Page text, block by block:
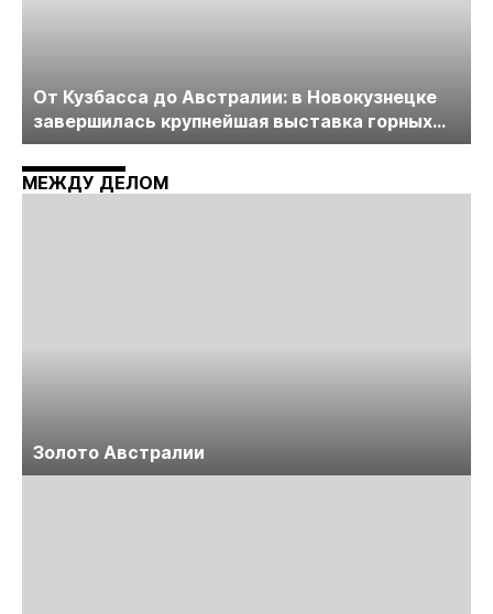
От Кузбасса до Австралии: в Новокузнецке
завершилась крупнейшая выставка горных
технологий «Недра России. Уголь России и
Майнинг»
МЕЖДУ ДЕЛОМ
Золото Австралии